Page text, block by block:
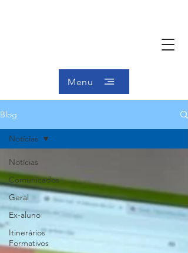
Menu
Blog
Notícias
Comunicados
Geral
Ex-aluno
Itinerários
Formativos
Notícias